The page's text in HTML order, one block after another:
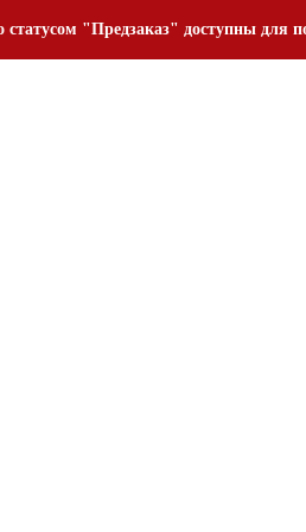
"Предзаказ" доступны для